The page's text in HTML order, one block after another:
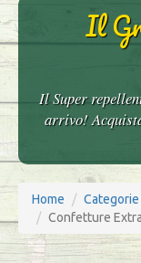
Il
Il Super
arrivo!
Home Categorie
Confetture